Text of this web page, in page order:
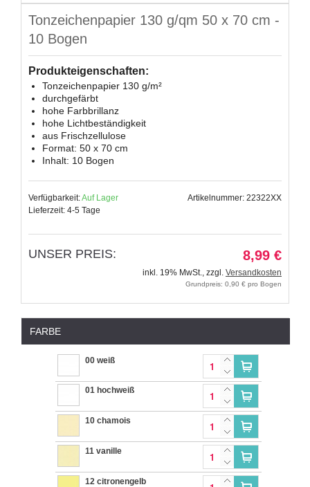
Tonzeichenpapier 130 g/qm 50 x 70 cm -
10 Bogen
Produkteigenschaften:
Tonzeichenpapier 130 g/m²
durchgefärbt
hohe Farbbrillanz
hohe Lichtbeständigkeit
aus Frischzellulose
Format: 50 x 70 cm
Inhalt: 10 Bogen
Verfügbarkeit:Auf Lager
Lieferzeit: 4-5 Tage
Artikelnummer: 22322XX
UNSER PREIS: 8,99 €
inkl. 19% MwSt., zzgl. Versandkosten
Grundpreis: 0,90 € pro Bogen
FARBE
00 weiß
01 hochweiß
10 chamois
11 vanille
12 citronengelb